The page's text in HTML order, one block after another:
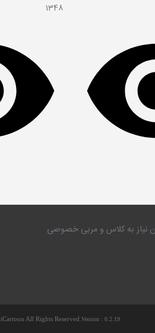
1348
نیاز به کلاس و مربی خصوصی
All Rights Reserved. Version : 0.2.19